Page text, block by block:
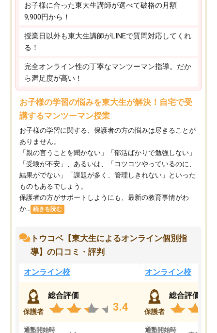
お子様に合った東大生講師が選べて破格の月額
9,900円から！
授業日以外も東大生講師がLINEで質問対応してくれ
る！
完全オンライン性の丁寧なマンツーマン指導。だか
ら満足度が高い！
お子様の学習の悩みを東大生が解決！自宅で受
講するマンツーマン授業
お子様の学習に関する、保護者の方の悩みは尽きることが
ありません。
「親の言うことを聞かない」「部活ばかりで勉強しない」
「受験が不安」、あるいは、「コツコツやっているのに、
結果がでない」「課題が多く、管理しきれない」といった
ものもあるでしょう。
保護者の方がサポートしようにも、最新の教育事情がわ
か...
続きを読む
トウコベ【東大生によるオンライン個別指
導】の口コミ・評判
オンライン校
保護者
総合評価
3.4
通塾開始時
オンライン校
保護者
総合評価
通塾開始時